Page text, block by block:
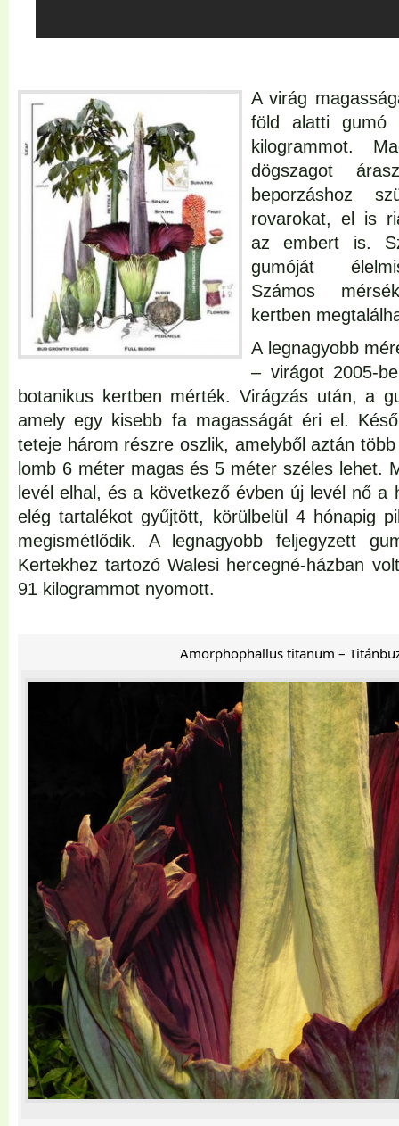
A virág
föld alatti gumó
kilogrammot.
dögszagot
beporzáshoz
rovarokat, el is
az embert is.
gumóját
Számos
kertben
A legnagyobb
– virágot 2005-
botanikus kertben mérték. Virágzás után, a
amely egy kisebb fa magasságát éri el.
teteje három részre oszlik, amelyből aztán
lomb 6 méter magas és 5 méter széles lehet.
levél elhal, és a következő évben új levél nő a
elég tartalékot gyűjtött, körülbelül 4 hónapig
megismétlődik. A legnagyobb feljegyzett
Kertekhez tartozó Walesi hercegné-házban
91 kilogrammot nyomott.
Amorphophallus titanum –